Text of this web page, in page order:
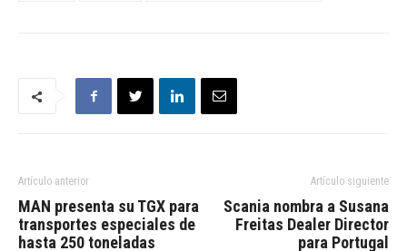
Artículo anterior
MAN presenta su TGX para
transportes especiales de
hasta 250 toneladas
Artículo siguiente
Scania nombra a Susana
Freitas Dealer Director
para Portugal